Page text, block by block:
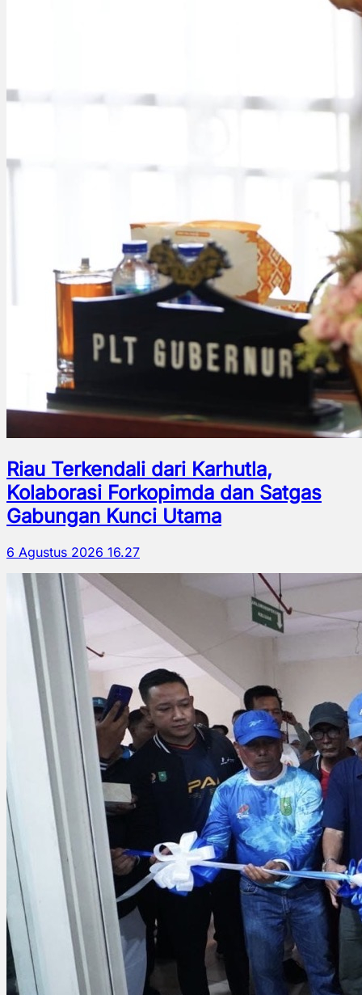
Riau Terkendali dari Karhutla,
Kolaborasi Forkopimda dan Satgas
Gabungan Kunci Utama
6 Agustus 2026 16.27